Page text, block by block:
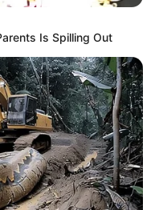
exerce depuis
la coiffure, juste
soulagement
Ferhat car la
période
professionnel.
Humaines,
managériale. Je
un BTS Immobilier
Du coup, j’ai décidé
Is Spilling Out